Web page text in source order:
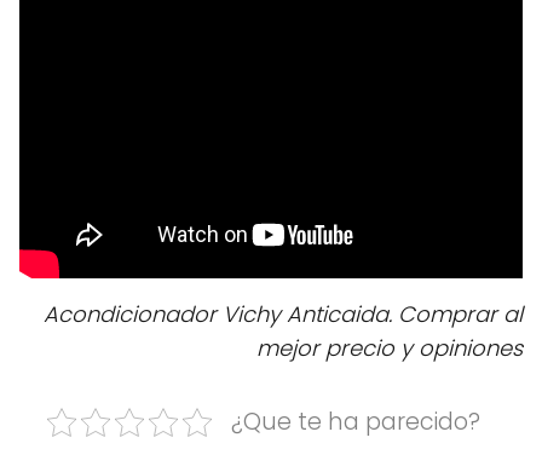
Acondicionador Vichy Anticaida. Comprar al
mejor precio y opiniones
¿Que te ha parecido?